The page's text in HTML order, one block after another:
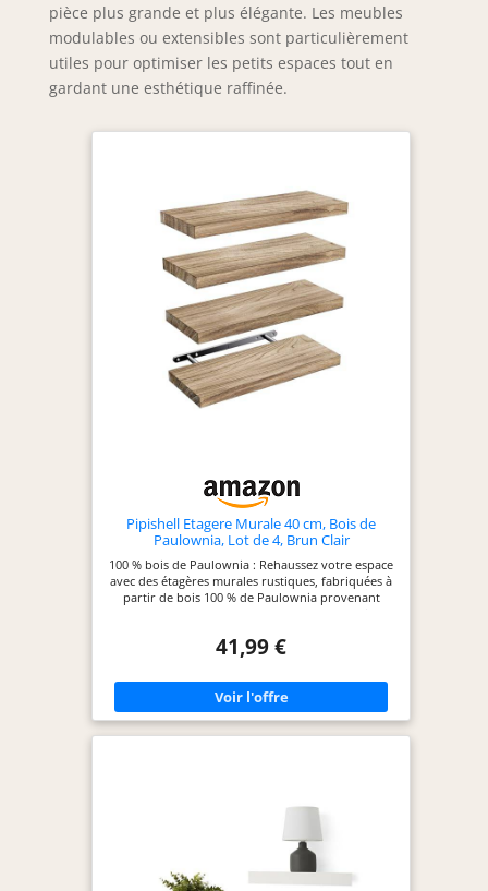
pièce plus grande et plus élégante. Les meubles
modulables ou extensibles sont particulièrement
utiles pour optimiser les petits espaces tout en
gardant une esthétique raffinée.
Pipishell Etagere Murale 40 cm, Bois de
Paulownia, Lot de 4, Brun Clair
100 % bois de Paulownia : Rehaussez votre espace
avec des étagères murales rustiques, fabriquées à
partir de bois 100 % de Paulownia provenant
fondre bien dans n'importe quel style de
en bois pour mur est conçue avec des supports
métalliques solides pour fournir un support fiable
jusqu'à 10 kg/22 lb chacun sans aucun
affaissement ni oscillation. Ayez l'esprit tranquille
assembler : Montez facilement les étagères
murales grâce au gabarit de perçage inclus et au
manuel d'instructions détaillé. Positionnez
simplement le gabarit, percez des trous pilotes,
installez les supports, puis fixez ces étagères
41,99 €